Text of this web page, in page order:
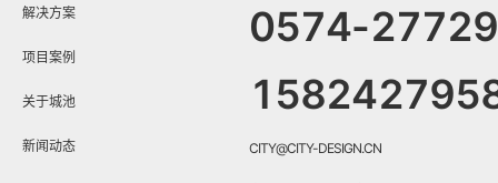
解决方案
项目案例
关于城池
新闻动态
0574-
CITY@CITY-DESIGN.CN